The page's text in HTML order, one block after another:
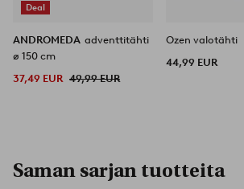
Deal
ANDROMEDA adventtitähti
ø 150 cm
37,49 EUR 49,99 EUR
Ozen valotähti
44,99 EUR
Saman sarjan tuotteita